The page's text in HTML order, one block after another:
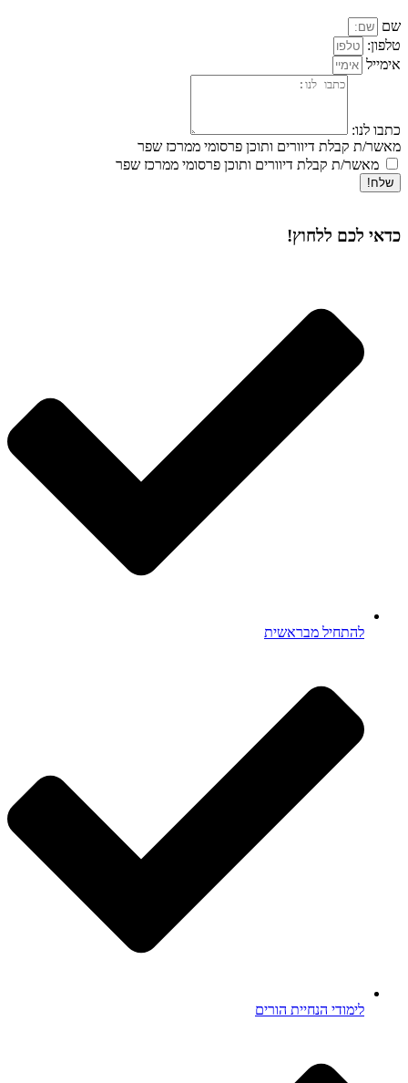
שם
טלפון:
אימייל
כתבו לנו:
מאשר/ת קבלת דיוורים ותוכן פרסומי ממרכז שפר
מאשר/ת קבלת דיוורים ותוכן פרסומי ממרכז שפר
שלח!
כדאי לכם ללחוץ!
להתחיל מבראשית
לימודי הנחיית הורים